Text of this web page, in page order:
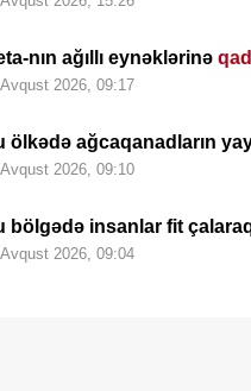
nın ağıllı eynəklərinə
2026, 09:17
ölkədə ağcaqanadların
2026, 09:10
bölgədə insanlar fit
2026, 09:04